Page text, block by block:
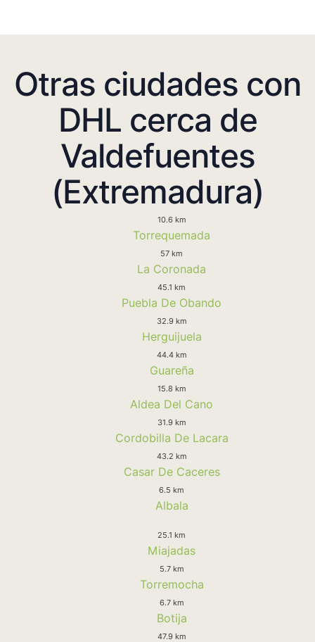
Otras ciudades con
DHL cerca de
Valdefuentes
(Extremadura)
10.6 km
Torrequemada
57 km
La Coronada
45.1 km
Puebla De Obando
32.9 km
Herguijuela
44.4 km
Guareña
15.8 km
Aldea Del Cano
31.9 km
Cordobilla De Lacara
43.2 km
Casar De Caceres
6.5 km
Albala
25.1 km
Miajadas
5.7 km
Torremocha
6.7 km
Botija
47.9 km